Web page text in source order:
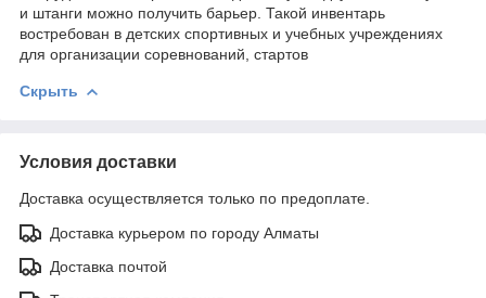
и штанги можно получить барьер. Такой инвентарь
востребован в детских спортивных и учебных учреждениях
для организации соревнований, стартов
Скрыть
Условия доставки
Доставка осуществляется только по предоплате.
Доставка курьером по городу Алматы
Доставка почтой